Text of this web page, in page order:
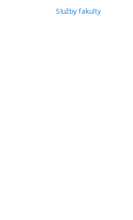
Služby fakulty